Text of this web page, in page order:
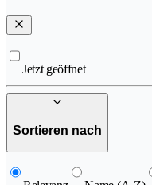
Jetzt geöffnet
Sortieren nach